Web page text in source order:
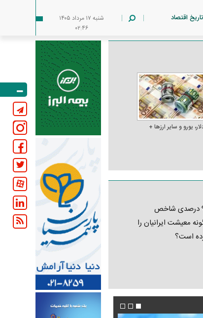
تاریخ اقتصاد
شنبه ۱۷ مرداد ۱۴۰۵
۰۲:۴۶
یورو و سایر ارز‌ها +
کابوس ۹۶ درصدی شاخص
معیشت ایرانیان را
است؟